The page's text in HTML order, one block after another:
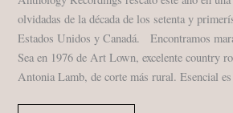
olvidadas de la década de los setenta y
Estados Unidos y Canadá. Encontramos
Sea en 1976 de Art Lown, excelente country
Antonia Lamb, de corte más rural. Esencial